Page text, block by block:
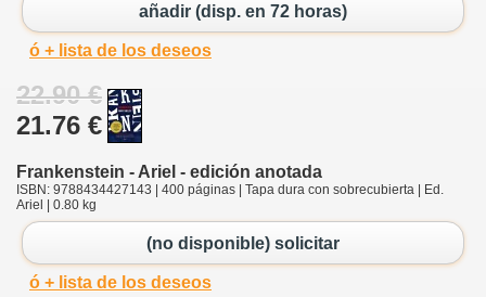
añadir (disp. en 72 horas)
ó + lista de los deseos
22.90 €
21.76 €
Frankenstein - Ariel - edición anotada
ISBN: 9788434427143 | 400 páginas | Tapa dura con sobrecubierta | Ed.
Ariel | 0.80 kg
(no disponible) solicitar
ó + lista de los deseos